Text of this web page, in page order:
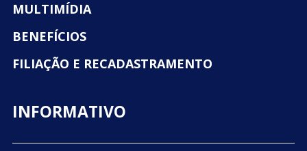
MULTIMÍDIA
BENEFÍCIOS
FILIAÇÃO E RECADASTRAMENTO
INFORMATIVO